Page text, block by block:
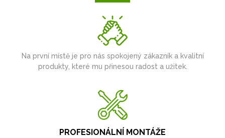
Na první místě je pro nás spokojený zákazník a kvalitní
produkty, které mu přinesou radost a užitek.
PROFESIONÁLNÍ MONTÁŽE